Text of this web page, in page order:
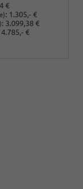
€
: 1.305,- €
: 3.099,38 €
4.785,- €